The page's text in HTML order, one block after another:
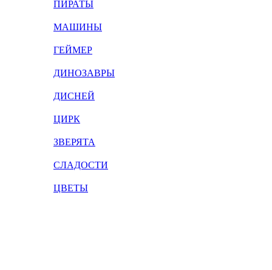
ПИРАТЫ
МАШИНЫ
ГЕЙМЕР
ДИНОЗАВРЫ
ДИСНЕЙ
ЦИРК
ЗВЕРЯТА
СЛАДОСТИ
ЦВЕТЫ